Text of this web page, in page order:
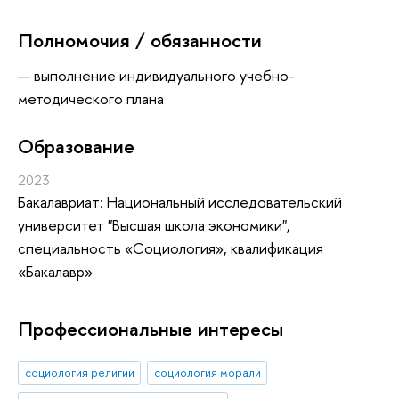
Полномочия / обязанности
выполнение индивидуального учебно-
методического плана
Oбразование
2023
Бакалавриат: Национальный исследовательский
университет "Высшая школа экономики",
специальность «Социология», квалификация
«Бакалавр»
Профессиональные интересы
социология религии
социология морали